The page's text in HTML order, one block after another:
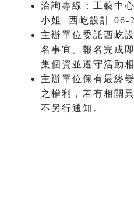
洽詢專線：工藝中
小姐 西屹設計 06-
主辦單位委託西屹
名事宜。報名完成
集個資並遵守活動
主辦單位保有最終
之權利，若有相關
不另行通知。